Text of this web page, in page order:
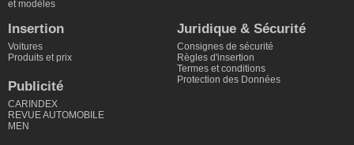
et modèles
Insertion
Voitures
Produits et prix
Publicité
CARINDEX
REVUE AUTOMOBILE
MEN
Juridique & Sécurité
Consignes de sécurité
Règles d'insertion
Termes et conditions
Protection des Données